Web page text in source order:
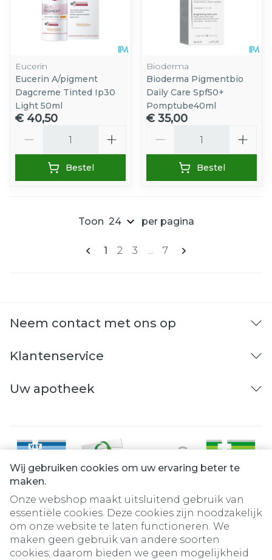
Wij gebruiken cookies om uw ervaring beter te
maken.
Onze webshop maakt uitsluitend gebruik van
essentiële cookies. Deze cookies zijn noodzakelijk
om onze website te laten functioneren. We
maken geen gebruik van andere soorten
cookies; daarom bieden we geen mogelijkheid
Eucerin
Eucerin A/pigment
Dagcreme Tinted Ip30
Light 50ml
€ 40,50
Bestel
Bioderma
Bioderma Pigmentbio
Daily Care Spf50+
Pomptube40ml
€ 35,00
Bestel
Pagina's
U lees momenteel pagina
1 Pagina
2 Pagina
3 ... Pagina
7
Toon per pagina
Neem contact met ons op
Klantenservice
Uw apotheek
Juridische links